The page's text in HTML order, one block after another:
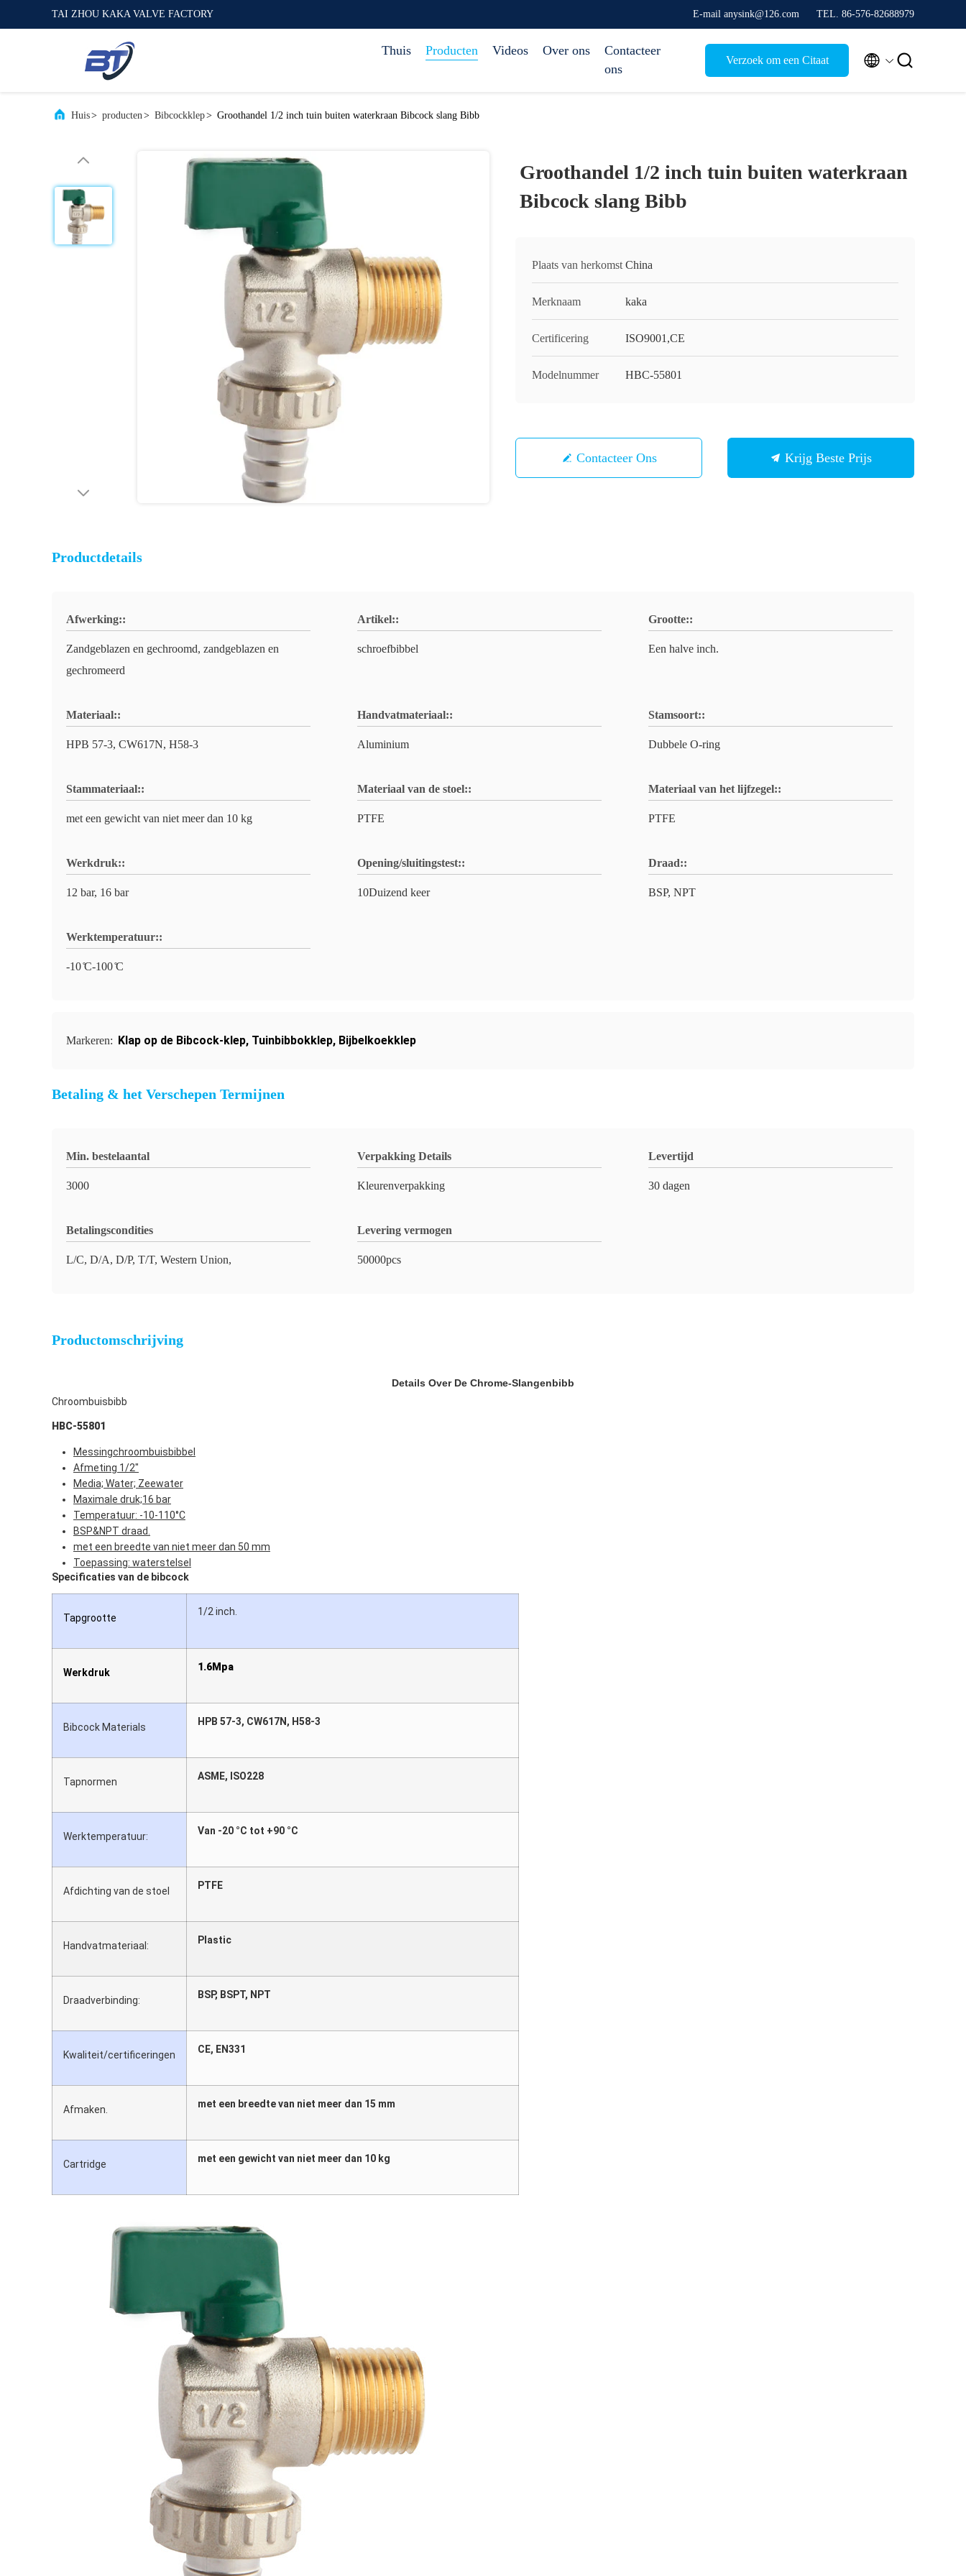
TAI ZHOU KAKA VALVE FACTORY E-mail anysink@126.com TEL. 86-576-82688979
Thuis Producten Videos Over ons
Contacteer
ons
Verzoek om een Citaat  
Huis> producten> Bibcockklep> Groothandel 1/2 inch tuin buiten waterkraan Bibcock slang Bibb
Groothandel 1/2 inch tuin buiten waterkraan
Bibcock slang Bibb
Plaats van herkomst China
Merknaam kaka
Certificering ISO9001,CE
Modelnummer HBC-55801
Contacteer Ons Krijg Beste Prijs
Productdetails
Afwerking::
Zandgeblazen en gechroomd, zandgeblazen en
gechromeerd
Artikel::
schroefbibbel
Grootte::
Een halve inch.
Materiaal::
HPB 57-3, CW617N, H58-3
Handvatmateriaal::
Aluminium
Stamsoort::
Dubbele O-ring
Stammateriaal::
met een gewicht van niet meer dan 10 kg
Materiaal van de stoel::
PTFE
Materiaal van het lijfzegel::
PTFE
Werkdruk::
12 bar, 16 bar
Opening/sluitingstest::
10Duizend keer
Draad::
BSP, NPT
Werktemperatuur::
-10 ̊C-100 ̊C
Markeren: Klap op de Bibcock-klep, Tuinbibbokklep, Bijbelkoekklep
Betaling & het Verschepen Termijnen
Min. bestelaantal
3000
Verpakking Details
Kleurenverpakking
Levertijd
30 dagen
Betalingscondities
L/C, D/A, D/P, T/T, Western Union,
Levering vermogen
50000pcs
Productomschrijving
Details Over De Chrome-Slangenbibb
Chroombuisbibb
HBC-55801
Messingchroombuisbibbel
Afmeting 1/2"
Media; Water; Zeewater
Maximale druk;16 bar
Temperatuur: -10-110°C
BSP&NPT draad.
met een breedte van niet meer dan 50 mm
Toepassing: waterstelsel
Specificaties van de bibcock
Tapgrootte
1/2 inch.
Werkdruk 1.6Mpa
Bibcock Materials HPB 57-3, CW617N, H58-3
Tapnormen ASME, ISO228
Werktemperatuur: Van -20 °C tot +90 °C
Afdichting van de stoel PTFE
Handvatmateriaal: Plastic
Draadverbinding: BSP, BSPT, NPT
Kwaliteit/certificeringen CE, EN331
Afmaken. met een breedte van niet meer dan 15 mm
Cartridge met een gewicht van niet meer dan 10 kg